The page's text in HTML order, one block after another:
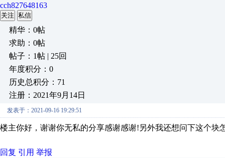
cch827648163
关注 私信
精华：0帖
求助：0帖
帖子：1帖 | 25回
年度积分：0
历史总积分：71
注册：2021年9月14日
发表于：2021-09-16 19:29:51
楼主你好，谢谢你无私的分享感谢感谢!另外我还想问下这个块
回复 引用 举报